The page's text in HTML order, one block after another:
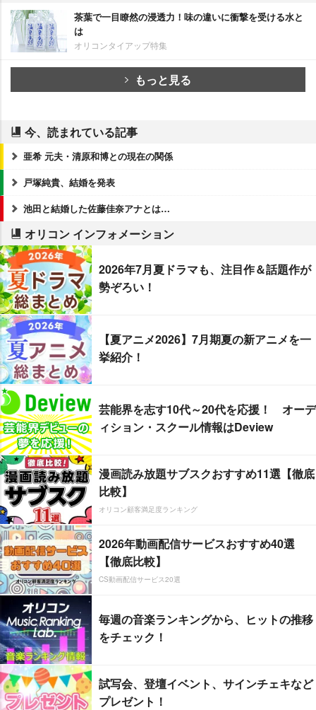
茶葉で一目瞭然の浸透力！味の違いに衝撃を受ける水と
は
オリコンタイアップ特集
もっと見る
今、読まれている記事
亜希 元夫・清原和博との現在の関係
戸塚純貴、結婚を発表
池田と結婚した佐藤佳奈アナとは…
オリコン インフォメーション
2026年7月夏ドラマも、注目作＆話題作が
勢ぞろい！
【夏アニメ2026】7月期夏の新アニメを一
挙紹介！
芸能界を志す10代～20代を応援！ オーデ
ィション・スクール情報はDeview
漫画読み放題サブスクおすすめ11選【徹底
比較】
オリコン顧客満足度ランキング
2026年動画配信サービスおすすめ40選
【徹底比較】
CS動画配信サービス20選
毎週の音楽ランキングから、ヒットの推移
をチェック！
試写会、登壇イベント、サインチェキなど
プレゼント！